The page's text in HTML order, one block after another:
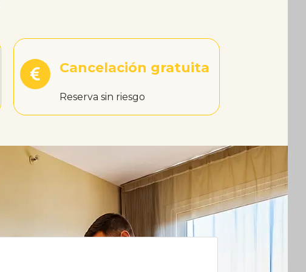
Cancelación gratuita
Reserva sin riesgo